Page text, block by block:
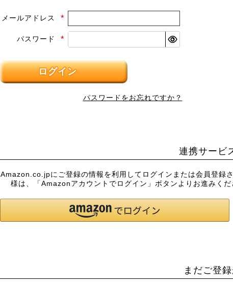
メールアドレス
(必
須)
パスワード
(必
ログイン
パスワードをお忘れですか？
連携サービ
Amazon.co.jpにご登録の情報を利用してログインまたは会員登録
様は、「Amazonアカウントでログイン」ボタンよりお進みくだ
まだご登